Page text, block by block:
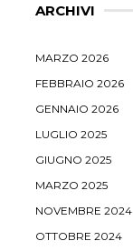
ARCHIVI
MARZO 2026
FEBBRAIO 2026
GENNAIO 2026
LUGLIO 2025
GIUGNO 2025
MARZO 2025
NOVEMBRE 2024
OTTOBRE 2024